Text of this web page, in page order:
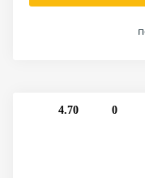
4.70 0